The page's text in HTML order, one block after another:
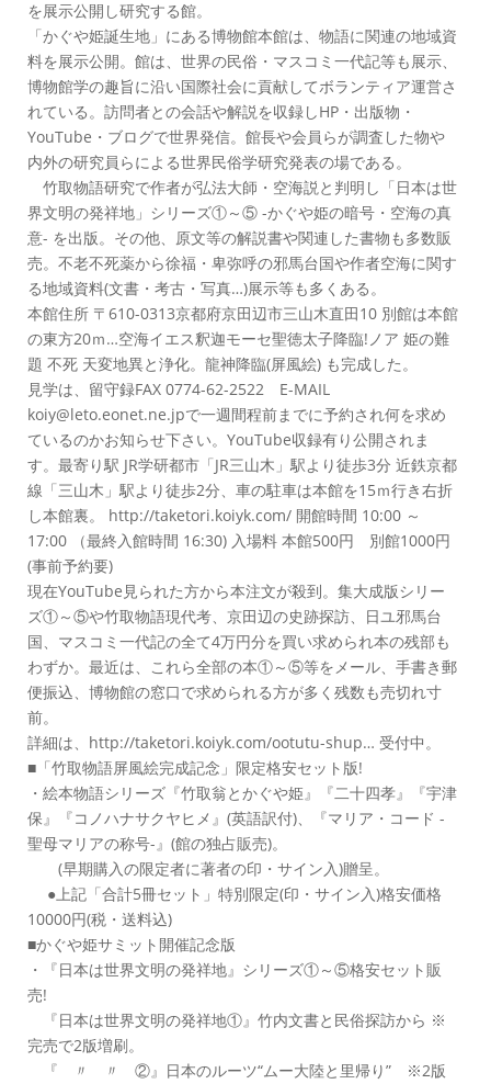
を展示公開し研究する館。
「かぐや姫誕生地」にある博物館本館は、物語に関連の地域資
料を展示公開。館は、世界の民俗・マスコミ一代記等も展示、
博物館学の趣旨に沿い国際社会に貢献してボランティア運営さ
れている。訪問者との会話や解説を収録しHP・出版物・
YouTube・ブログで世界発信。館長や会員らが調査した物や
内外の研究員らによる世界民俗学研究発表の場である。
竹取物語研究で作者が弘法大師・空海説と判明し「日本は世
界文明の発祥地」シリーズ①～⑤ -かぐや姫の暗号・空海の真
意- を出版。その他、原文等の解説書や関連した書物も多数販
売。不老不死薬から徐福・卑弥呼の邪馬台国や作者空海に関す
る地域資料(文書・考古・写真…)展示等も多くある。
本館住所 〒610-0313京都府京田辺市三山木直田10 別館は本館
の東方20ｍ…空海イエス釈迦モーセ聖徳太子降臨!ノア 姫の難
題 不死 天変地異と浄化。龍神降臨(屏風絵) も完成した。
見学は、留守録FAX 0774-62-2522 E-MAIL
koiy@leto.eonet.ne.jpで一週間程前までに予約され何を求め
ているのかお知らせ下さい。YouTube収録有り公開されま
す。最寄り駅 JR学研都市「JR三山木」駅より徒歩3分 近鉄京都
線「三山木」駅より徒歩2分、車の駐車は本館を15ｍ行き右折
し本館裏。 http://taketori.koiyk.com/ 開館時間 10:00 ～
17:00 （最終入館時間 16:30) 入場料 本館500円 別館1000円
(事前予約要)
現在YouTube見られた方から本注文が殺到。集大成版シリー
ズ①～⑤や竹取物語現代考、京田辺の史跡探訪、日ユ邪馬台
国、マスコミ一代記の全て4万円分を買い求められ本の残部も
わずか。最近は、これら全部の本①～⑤等をメール、手書き郵
便振込、博物館の窓口で求められる方が多く残数も売切れ寸
前。
詳細は、http://taketori.koiyk.com/ootutu-shup… 受付中。
■「竹取物語屏風絵完成記念」限定格安セット版!
・絵本物語シリーズ『竹取翁とかぐや姫』『二十四孝』『宇津
保』『コノハナサクヤヒメ』(英語訳付)、『マリア・コード -
聖母マリアの称号-』(館の独占販売)。
(早期購入の限定者に著者の印・サイン入)贈呈。
●上記「合計5冊セット」特別限定(印・サイン入)格安価格
10000円(税・送料込)
■かぐや姫サミット開催記念版
・『日本は世界文明の発祥地』シリーズ①～⑤格安セット販
売!
『日本は世界文明の発祥地①』竹内文書と民俗探訪から ※
完売で2版増刷。
『 〃 〃 ②』日本のルーツ“ムー大陸と里帰り” ※2版